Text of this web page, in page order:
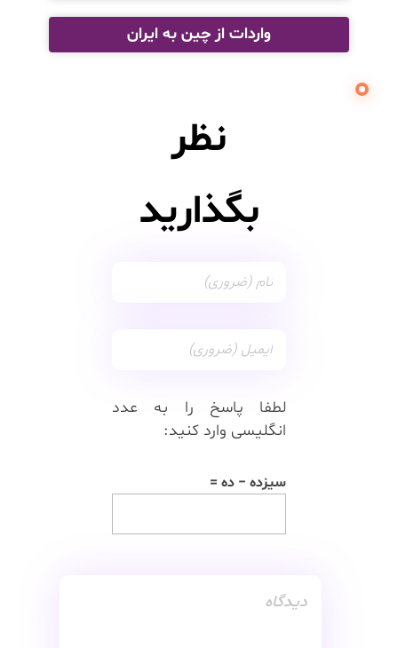
واردات از چین به ایران
نظر
بگذارید
لطفا پاسخ را به عدد
انگلیسی وارد کنید:
سیزده − ده =